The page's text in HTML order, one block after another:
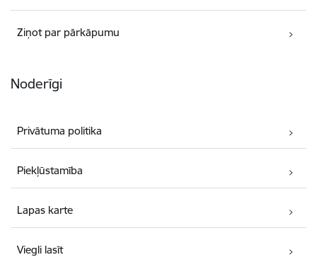
Ziņot par pārkāpumu
Noderīgi
Privātuma politika
Piekļūstamība
Lapas karte
Viegli lasīt